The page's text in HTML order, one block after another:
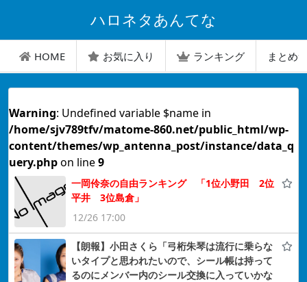
ハロネタあんてな
HOME お気に入り ランキング まとめ
Warning: Undefined variable $name in
/home/sjv789tfv/matome-860.net/public_html/wp-
content/themes/wp_antenna_post/instance/data_q
uery.phpon line9
一岡伶奈の自由ランキング 「1位小野田 2位
平井 3位島倉」
12/26 17:00
【朗報】小田さくら「弓桁朱琴は流行に乗らな
いタイプと思われたいので、シール帳は持って
るのにメンバー内のシール交換に入っていかな